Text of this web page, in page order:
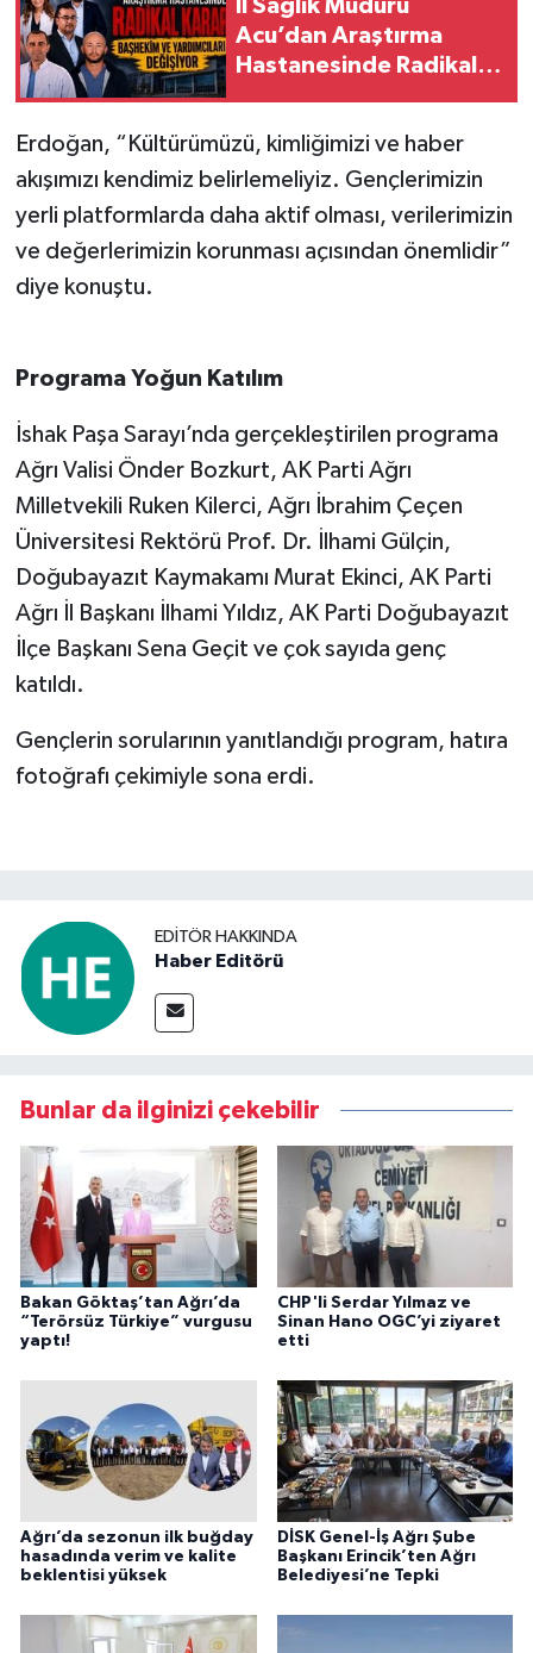
İl Sağlık Müdürü
Acu’dan Araştırma
Hastanesinde Radikal
Erdoğan, “Kültürümüzü, kimliğimizi ve haber
akışımızı kendimiz belirlemeliyiz. Gençlerimizin
yerli platformlarda daha aktif olması, verilerimizin
ve değerlerimizin korunması açısından önemlidir”
diye konuştu.
Programa Yoğun Katılım
İshak Paşa Sarayı’nda gerçekleştirilen programa
Ağrı Valisi Önder Bozkurt, AK Parti Ağrı
Milletvekili Ruken Kilerci, Ağrı İbrahim Çeçen
Üniversitesi Rektörü Prof. Dr. İlhami Gülçin,
Doğubayazıt Kaymakamı Murat Ekinci, AK Parti
Ağrı İl Başkanı İlhami Yıldız, AK Parti Doğubayazıt
İlçe Başkanı Sena Geçit ve çok sayıda genç
katıldı.
Gençlerin sorularının yanıtlandığı program, hatıra
fotoğrafı çekimiyle sona erdi.
EDITÖR HAKKINDA
Haber Editörü
Bunlar da ilginizi çekebilir
Bakan Göktaş’tan Ağrı’da
“Terörsüz Türkiye” vurgusu
yaptı!
CHP'li Serdar Yılmaz ve
Sinan Hano OGC’yi ziyaret
etti
Ağrı’da sezonun ilk buğday
hasadında verim ve kalite
beklentisi yüksek
DİSK Genel-İş Ağrı Şube
Başkanı Erincik’ten Ağrı
Belediyesi’ne Tepki